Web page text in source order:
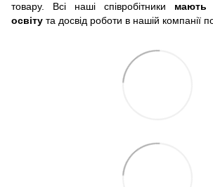
товару. Всі наші співробітники мають
освіту та досвід роботи в нашій компанії